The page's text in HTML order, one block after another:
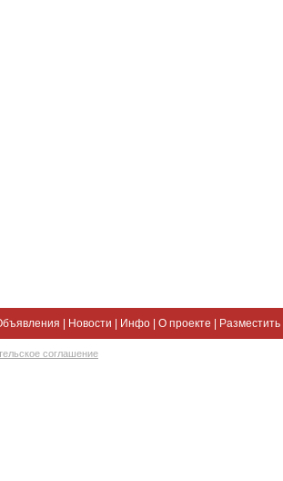
Новости Инфо О проекте
соглашение